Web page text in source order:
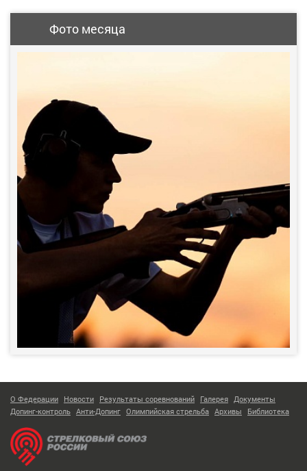
Фото месяца
О Федерации Новости Результаты соревнований Галерея Документы
Допинг-контроль Анти-Допинг Олимпийская стрельба Архивы Библиотека